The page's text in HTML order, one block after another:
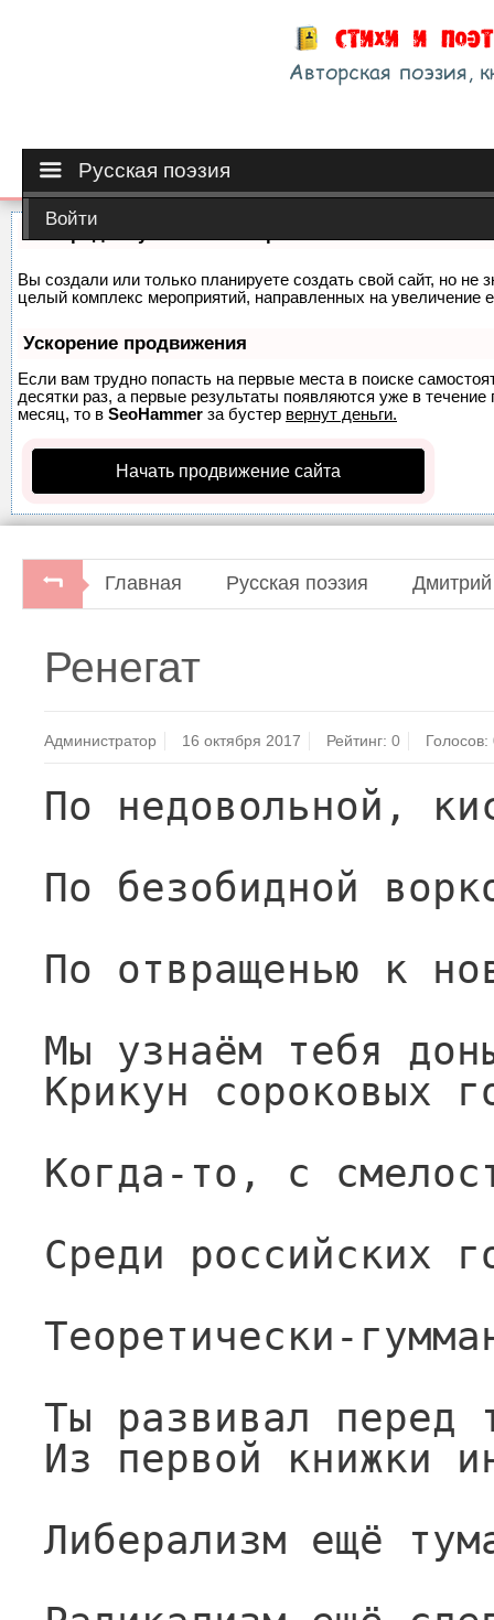
Русская поэзия
Войти
Вы создали или только планируете создать свой сайт, но не
целый комплекс мероприятий, направленных на увеличение
Ускорение продвижения
Если вам трудно попасть на первые места в поиске
десятки раз, а первые результаты появляются уже в
месяц, то в SeoHammer за бустер вернут деньги.
Начать продвижение сайта
Главная Русская поэзия
Ренегат
Администратор 16 октября 2017 Рейтинг:0 Голосов:
По недовольной,
По безобидной
По отвращенью к
Мы узнаём тебя
Крикун сороковых
Когда-то, с
Среди российских
Теоретически-
Ты развивал перед
Из первой книжки
Либерализм ещё